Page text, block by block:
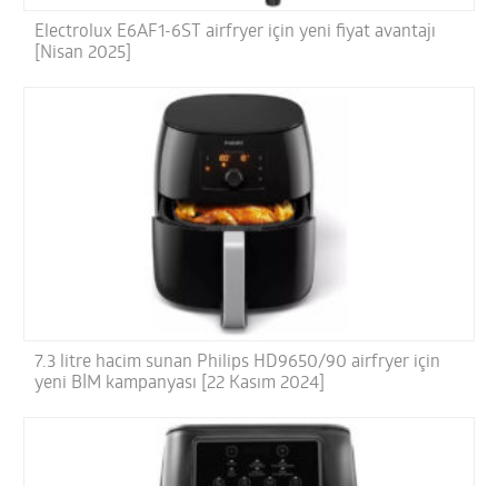
Electrolux E6AF1-6ST airfryer için yeni fiyat avantajı
[Nisan 2025]
7.3 litre hacim sunan Philips HD9650/90 airfryer için
yeni BİM kampanyası [22 Kasım 2024]